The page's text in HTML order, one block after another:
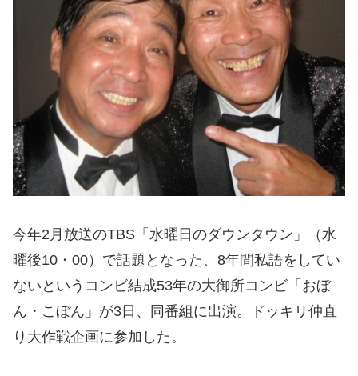
今年2月放送のTBS「水曜日のダウンタウン」（水
曜後10・00）で話題となった、8年間私語をしてい
ないというコンビ結成53年の大御所コンビ「おぼ
ん・こぼん」が3日、同番組に出演。ドッキリ仲直
り大作戦企画に参加した。